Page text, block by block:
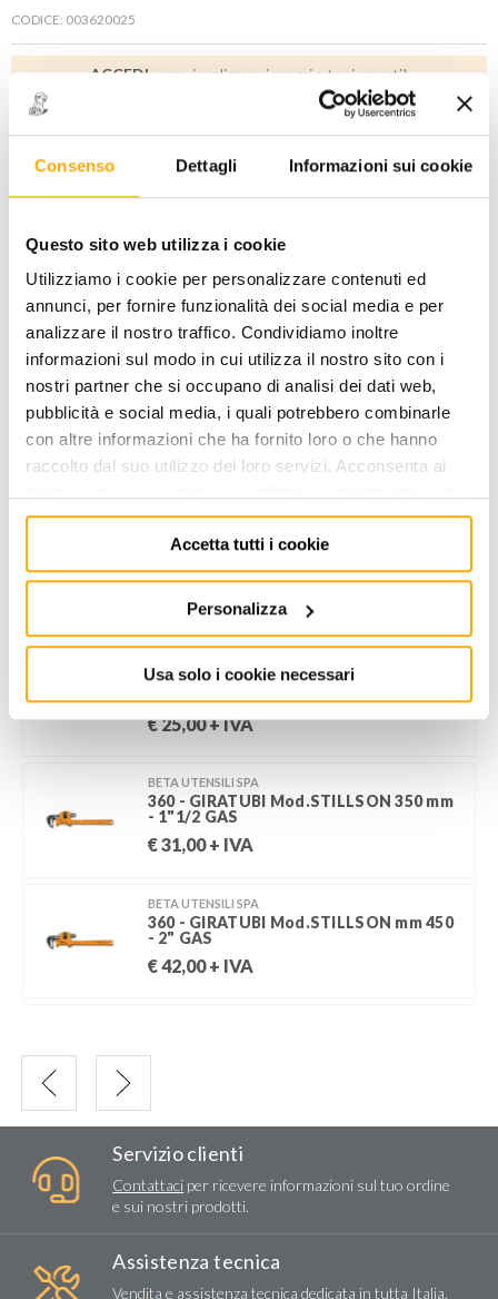
Consenso Dettagli Informazioni sui cookie
Questo sito web utilizza i cookie
Utilizziamo i cookie per personalizzare contenuti ed
annunci, per fornire funzionalità dei social media e per
analizzare il nostro traffico. Condividiamo inoltre
informazioni sul modo in cui utilizza il nostro sito con i
nostri partner che si occupano di analisi dei dati web,
pubblicità e social media, i quali potrebbero combinarle
con altre informazioni che ha fornito loro o che hanno
raccolto dal suo utilizzo dei loro servizi. Acconsenta ai
Accetta tutti i cookie
Personalizza
Usa solo i cookie necessari
CODICE: 003620025
ACCEDI per visualizzare i prezzi a te riservati!
+ iva
AGGIUNGI AL CARRELLO
Aggiungi alla lista dei
desideri
POTREBBERO PIACERTI ANCHE
360 - GIRATUBI Mod.STILLSON mm 250
- 1" GAS
€25,00+ IVA
BETA UTENSILI SPA
360 - GIRATUBI Mod.STILLSON 350 mm
- 1"1/2 GAS
€31,00+ IVA
BETA UTENSILI SPA
360 - GIRATUBI Mod.STILLSON mm 450
- 2" GAS
€42,00+ IVA
Mod.AMERICANO
Servizio clienti
Contattaci per ricevere informazioni sul tuo ordine
e sui nostri prodotti.
Assistenza tecnica
Vendita e assistenza tecnica dedicata in tutta Italia.